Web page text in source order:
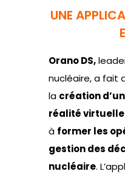
UNE
Orano DS,
nucléaire, a fait
la création
réalité
à former les
gestion des
nucléaire.